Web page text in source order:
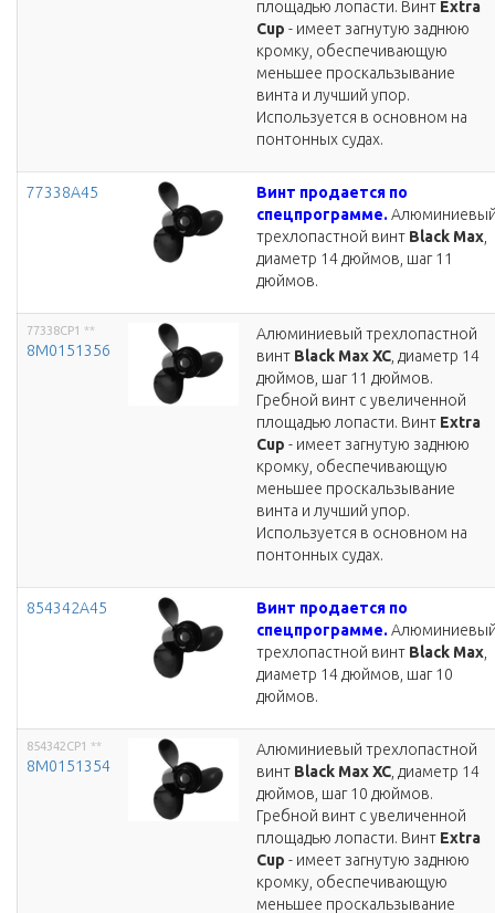
площадью лопасти. Винт Extra
Cup - имеет загнутую заднюю
кромку, обеспечивающую
меньшее проскальзывание
винта и лучший упор.
Используется в основном на
понтонных судах.
77338A45
Винт продается по
спецпрограмме.
трехлопастной винт Black Max
диаметр 14 дюймов, шаг 11
дюймов.
77338CP1 **
8M0151356
Алюминиевый трехлопастной
винт Black Max XC , диаметр 14
дюймов, шаг 11 дюймов.
Гребной винт с увеличенной
площадью лопасти. Винт Extra
Cup - имеет загнутую заднюю
кромку, обеспечивающую
меньшее проскальзывание
винта и лучший упор.
Используется в основном на
понтонных судах.
854342A45
Винт продается по
спецпрограмме.
трехлопастной винт Black Max
диаметр 14 дюймов, шаг 10
дюймов.
854342CP1 **
8M0151354
Алюминиевый трехлопастной
винт Black Max XC , диаметр 14
дюймов, шаг 10 дюймов.
Гребной винт с увеличенной
площадью лопасти. Винт Extra
Cup - имеет загнутую заднюю
кромку, обеспечивающую
меньшее проскальзывание